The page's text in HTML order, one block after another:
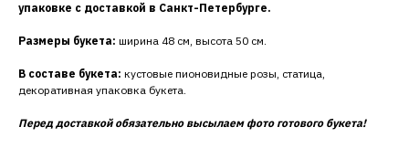
упаковке с доставкой в Санкт-Петербурге.
Размеры букета: ширина 48 см, высота 50 см.
В составе букета: кустовые пионовидные розы, статица,
декоративная упаковка букета.
Перед доставкой обязательно высылаем фото готового букета!